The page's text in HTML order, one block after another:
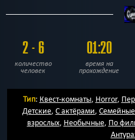
2 - 6
количество
человек
01:20
время на
прохождение
Тип: Квест-комнаты, Horror,
Детские, С актёрами, Семейные
взрослых, Необычные, По